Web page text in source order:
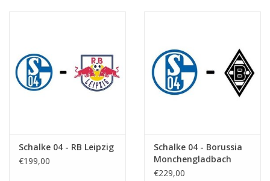
Schalke 04 - RB Leipzig
€199,00
Schalke 04 - Borussia
Monchengladbach
€229,00